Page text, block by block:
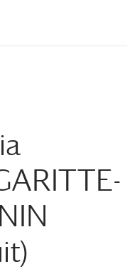
accordéons fermés par